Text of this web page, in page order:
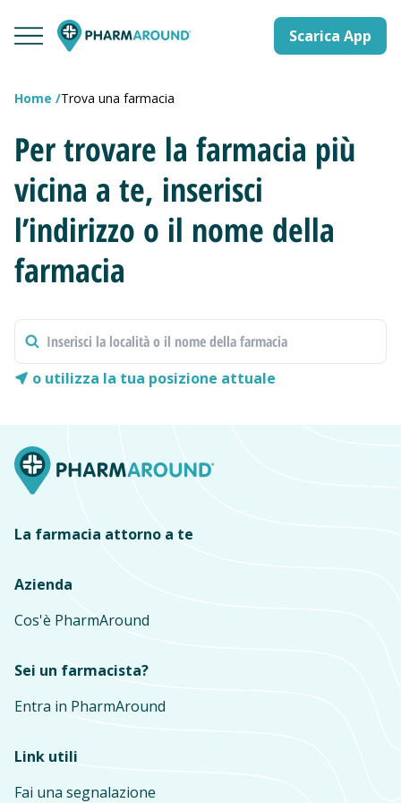
Scarica App
Home Trova una farmacia
Per trovare la farmacia più
vicina a te, inserisci
l’indirizzo o il nome della
farmacia
o utilizza la tua posizione attuale
La farmacia attorno a te
Azienda
Cos'è PharmAround
Sei un farmacista?
Entra in PharmAround
Link utili
Fai una segnalazione